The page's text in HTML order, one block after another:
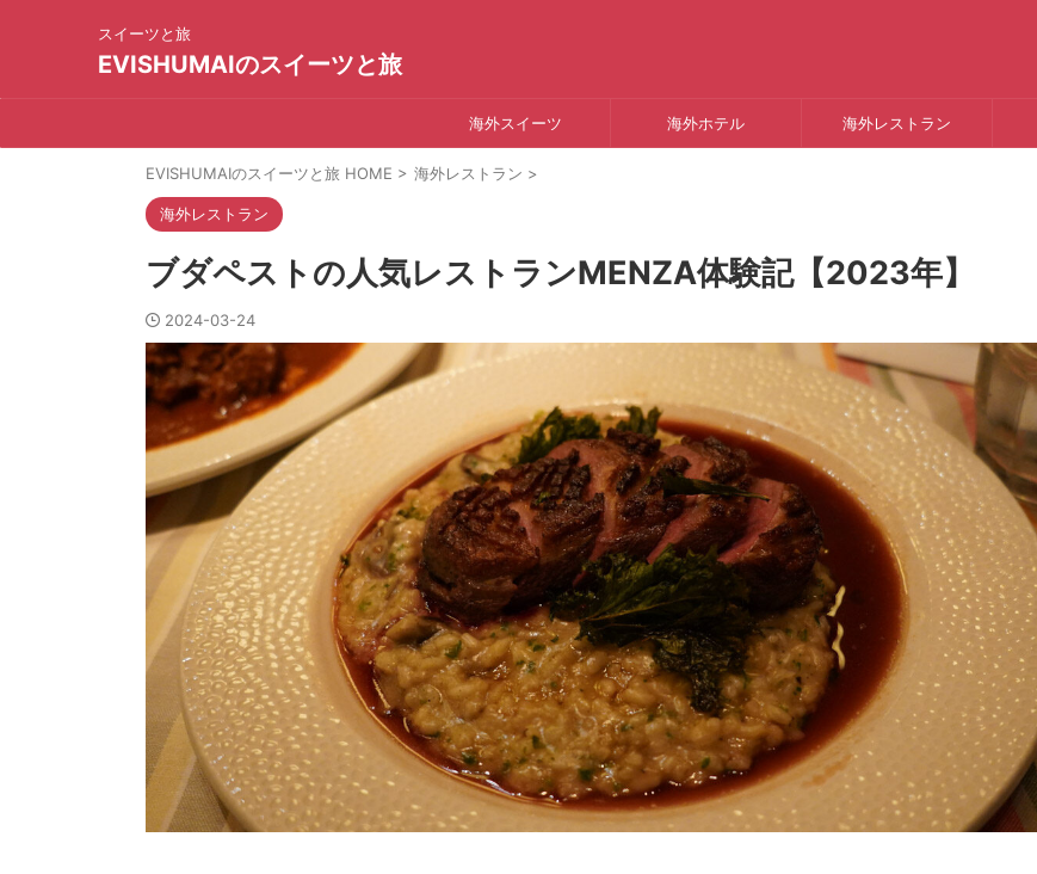
スイーツと旅
EVISHUMAIのスイーツと旅
海外スイーツ 海外ホテル 海外レストラン
EVISHUMAIのスイーツと旅 HOME > 海外レストラン >
海外レストラン
ブダペストの人気レストランMENZA体験記【2023年】
2024-03-24